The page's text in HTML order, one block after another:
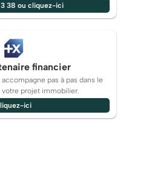
38 ou cliquez-ici
financier
pas à pas dans le
projet immobilier.
ici